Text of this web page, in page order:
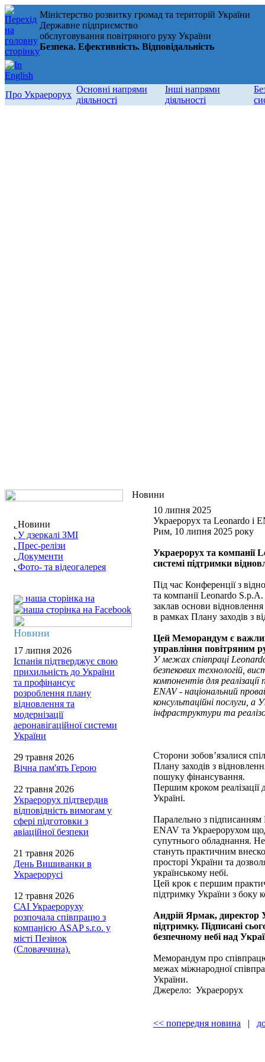
Міністерство розвитку громад та територій України
Державне підприємство
обслуговування повітряного руху України
Безпека. Ефективність. Відповідальність
Про Украерорух
Основні напрями
діяльності
Інші напрями
діяльності
Новини
У дзеркалі ЗМІ
Прес-релізи
Документи
Фото- та відеогалерея
наша сторінка на
Новини
17 липня 2026
Іспанія підтверджує свою
прихильність до України
та профінансує
розроблення плану
відновлення та
модернізації
аеронавігаційної системи
України
29 травня 2026
Вічна пам'ять Герою
22 травня 2026
Украерорух підтвердив
відповідність вимогам у
сфері підготовки з
авіаційної безпеки
21 травня 2026
День Вишиванки в
Украерорусі
12 травня 2026
САІ Украероруху
розпочала співпрацю з
компанією ASAP s.r.o. у
місті Пезінок
(Словаччина).
Новини
10 липня 2025
Украерорух та Leonardo і
Рим, 10 липня 2025 року
Украерорух та компанії
системі підтримки
Під час Конференції з
та компанії Leonardo
заклав основи
в рамках Плану заходів з
Цей Меморандум є
управління повітряним
У межах співпраці
безпекових технологій,
компонентів для реалізації
ENAV - національний
консультаційні послуги, а
інфраструктури та
Сторони зобов’язалися
Плану заходів з
пошуку фінансування.
Першим кроком реалізації
Україні.
Паралельно з
ENAV та Украерорухом
супутнього обладнання.
стануть практичним
просторі України та
українському небі.
Цей крок є першим
підтримку України з боку
Андрій Ярмак, директор
підтримку. Підписані
безпечному небі над
Меморандум про
межах міжнародної
України.
Джерело: Украерорух
<< попередня новина |